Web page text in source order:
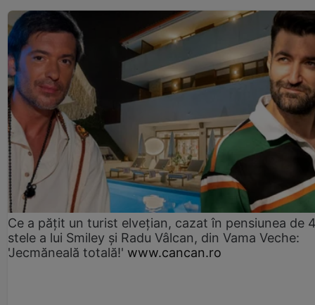
Ce a pățit un turist elvețian, cazat în pensiunea de
stele a lui Smiley și Radu Vâlcan, din Vama Veche:
'Jecmăneală totală!' www.cancan.ro